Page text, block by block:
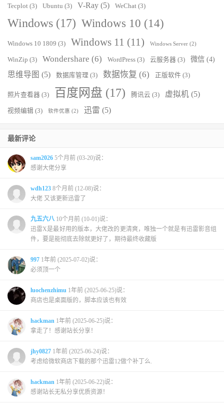
Tecplot (3) Ubuntu (3) V-Ray (5) WeChat (3)
Windows (17) Windows 10 (14)
Windows 10 1809 (3) Windows 11 (11) Windows Server (2)
WinZip (3) Wondershare (6) WordPress (3) 云服务器 (3) 微信 (4)
思维导图 (5) 数据库管理 (3) 数据恢复 (6) 正版软件 (3)
照片查看器 (3) 百度网盘 (17) 腾讯云 (3) 虚拟机 (5)
视频编辑 (3) 软件优惠 (2) 迅雷 (5)
最新评论
sam2026 5个月前 (03-20)说：
感谢大佬分享
wdh123 8个月前 (12-08)说：
大佬 又该更新迅雷了
九五六八 10个月前 (10-01)说：
迅雷X是最好用的版本，大佬改的更清爽，唯独一个就是有迅雷影音组
件，要是能彻底去除就更好了，期待最终收藏版
997 1年前 (2025-07-02)说：
必须顶一个
luochenzhimu 1年前 (2025-06-25)说：
商店也是桌面版的，脚本应该也有效
hackman 1年前 (2025-06-25)说：
拿走了！感谢站长分享！
jhy0827 1年前 (2025-06-24)说：
考虑给微软商店下载的那个迅雷12做个补丁么.
hackman 1年前 (2025-06-22)说：
感谢站长无私分享优质资源！